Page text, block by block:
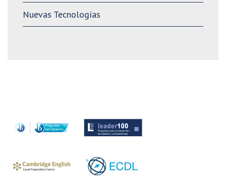
Nuevas Tecnologías